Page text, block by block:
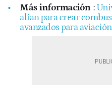
Más información :
alían para crear
avanzados para